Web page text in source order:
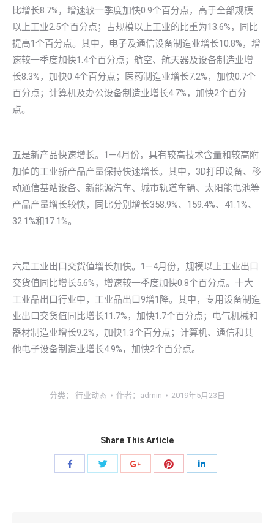
比增长8.7%，增速较一季度加快0.9个百分点，高于全部规模
以上工业2.5个百分点；占规模以上工业的比重为13.6%，同比
提高1个百分点。其中，电子及通信设备制造业增长10.8%，增
速较一季度加快1.4个百分点；航空、航天器及设备制造业增
长8.3%，加快0.4个百分点；医药制造业增长7.2%，加快0.7个
百分点；计算机及办公设备制造业增长4.7%，加快2个百分
点。
五是新产品快速增长。1—4月份，具有较高技术含量和较高附
加值的工业新产品产量保持快速增长。其中，3D打印设备、移
动通信基站设备、新能源汽车、城市轨道车辆、太阳能电池等
产品产量增长较快，同比分别增长358.9%、159.4%、41.1%、
32.1%和17.1%。
六是工业出口交货值增长加快。1—4月份，规模以上工业出口
交货值同比增长5.6%，增速较一季度加快0.8个百分点。十大
工业品出口行业中，工业品出口9增1降。其中，专用设备制造
业出口交货值同比增长11.7%，加快1.7个百分点；电气机械和
器材制造业增长9.2%，加快1.3个百分点；计算机、通信和其
他电子设备制造业增长4.9%，加快2个百分点。
分类： 行业动态 作者： admin 2019年5月23日
Share This Article
分
分